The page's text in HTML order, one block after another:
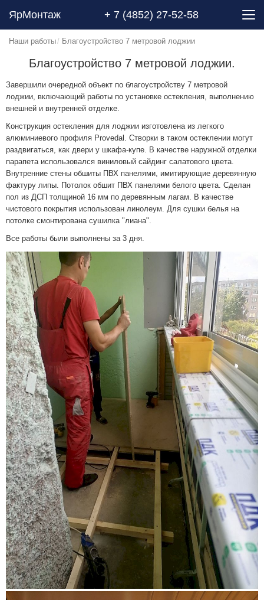
ЯрМонтаж + 7 (4852) 27-52-58
Наши работы Благоустройство 7 метровой лоджии
Благоустройство 7 метровой лоджии.
Завершили очередной объект по благоустройству 7 метровой
лоджии, включающий работы по установке остекления, выполнению
внешней и внутренней отделке.
Конструкция остекления для лоджии изготовлена из легкого
алюминиевого профиля Provedal. Створки в таком остеклении могут
раздвигаться, как двери у шкафа-купе. В качестве наружной отделки
парапета использовался виниловый сайдинг салатового цвета.
Внутренние стены обшиты ПВХ панелями, имитирующие деревянную
фактуру липы. Потолок обшит ПВХ панелями белого цвета. Сделан
пол из ДСП толщиной 16 мм по деревянным лагам. В качестве
чистового покрытия использован линолеум. Для сушки белья на
потолке смонтирована сушилка "лиана".
Все работы были выполнены за 3 дня.